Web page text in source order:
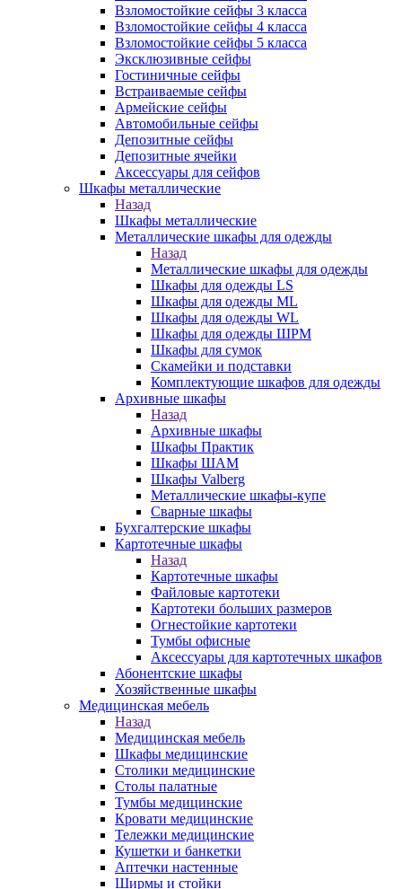
Взломостойкие сейфы 3 класса
Взломостойкие сейфы 4 класса
Взломостойкие сейфы 5 класса
Эксклюзивные сейфы
Гостиничные сейфы
Встраиваемые сейфы
Армейские сейфы
Автомобильные сейфы
Депозитные сейфы
Депозитные ячейки
Аксессуары для сейфов
Шкафы металлические
Назад
Шкафы металлические
Металлические шкафы для одежды
Назад
Металлические шкафы для одежды
Шкафы для одежды LS
Шкафы для одежды ML
Шкафы для одежды WL
Шкафы для одежды ШРМ
Шкафы для сумок
Скамейки и подставки
Комплектующие шкафов для одежды
Архивные шкафы
Назад
Архивные шкафы
Шкафы Практик
Шкафы ШАМ
Шкафы Valberg
Металлические шкафы-купе
Сварные шкафы
Бухгалтерские шкафы
Картотечные шкафы
Назад
Картотечные шкафы
Файловые картотеки
Картотеки больших размеров
Огнестойкие картотеки
Тумбы офисные
Аксессуары для картотечных шкафов
Абонентские шкафы
Хозяйственные шкафы
Медицинская мебель
Назад
Медицинская мебель
Шкафы медицинские
Столики медицинские
Столы палатные
Тумбы медицинские
Кровати медицинские
Тележки медицинские
Кушетки и банкетки
Аптечки настенные
Ширмы и стойки